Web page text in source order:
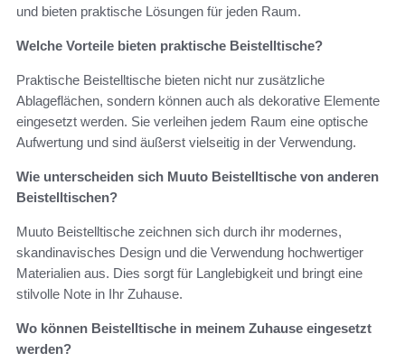
und bieten praktische Lösungen für jeden Raum.
Welche Vorteile bieten praktische Beistelltische?
Praktische Beistelltische bieten nicht nur zusätzliche
Ablageflächen, sondern können auch als dekorative Elemente
eingesetzt werden. Sie verleihen jedem Raum eine optische
Aufwertung und sind äußerst vielseitig in der Verwendung.
Wie unterscheiden sich Muuto Beistelltische von anderen
Beistelltischen?
Muuto Beistelltische zeichnen sich durch ihr modernes,
skandinavisches Design und die Verwendung hochwertiger
Materialien aus. Dies sorgt für Langlebigkeit und bringt eine
stilvolle Note in Ihr Zuhause.
Wo können Beistelltische in meinem Zuhause eingesetzt
werden?